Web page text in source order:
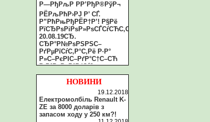
Р—РђРљР РР’РђР®РўР¬
РЁРљРћР›РЈ Р’ СЃ.
Р”РћРњРђРЁР†Р’! Р§Рё
РїСЂРѕРіРѕР»РѕСЃСѓСЋС‚СЊ
20.08.19СЂ.
СЂР°Р№РѕРЅРЅС–
РґРµРїСѓС‚Р°С‚Рё Р·Р°
Р»С–РєРІС–РґР°С†С–СЋ
Р·Р°РєР»Р°РґСѓ?
20.08.2019
Рў.Р·РІ. СЂР°Р№СЂР°РґР°
РїСЂРѕС†РµСЃ Р»С–РєРІС–
РґР°С†С–С—
СЂР°Р№РѕРЅРєРё С‚Р°
Р»РёС€
НОВИНИ
19.12.2018
Електромолбіль Renault K-
ZE за 8000 доларів з
запасом ходу у 250 км?!